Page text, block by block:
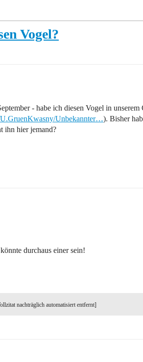
Vogel?
- habe ich diesen Vogel in unserem
Unbekannter…). Bisher
ihn hier jemand?
durchaus einer sein!
nachträglich automatisiert entfernt]